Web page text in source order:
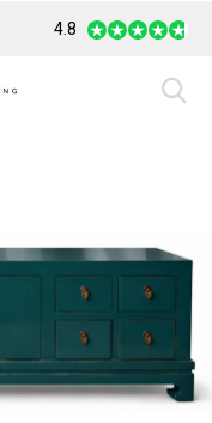
Safe Payment
4.8